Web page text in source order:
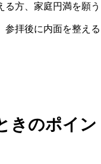
方、家庭円満を願う
参拝後に内面を整える
きのポイン